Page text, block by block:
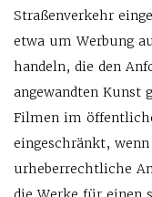
Straßenverkehr
etwa um Werbung
handeln, die den
angewandten Kunst
Filmen im
eingeschränkt,
urheberrechtliche